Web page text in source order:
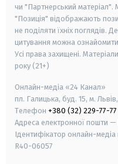
чи "Партнерський матеріал".
"Позиція" відображають
не поділяти їхніх поглядів.
цитування можна
Усі права захищені.
року (21+)
Онлайн-медіа «24 Канал»
пл. Галицька, буд. 15, м.
Телефон +380 (32) 229-77-77
Адреса електронної пошти —
Ідентифікатор онлайн-медіа
R40-06057